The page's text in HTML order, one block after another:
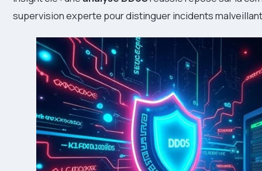
supervision experte pour distinguer incidents